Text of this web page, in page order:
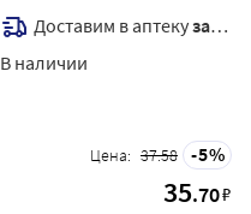
Доставим в аптекузавтра
В наличии
Цена: 37.58 5
35.70₽